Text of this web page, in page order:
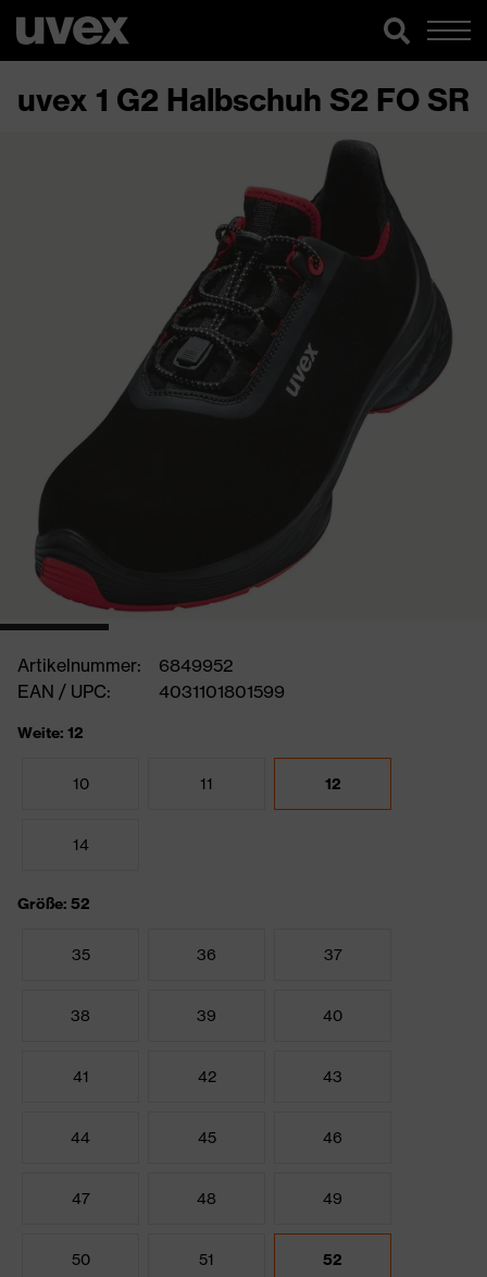
uvex 1 G2 Halbschuh S2 FO SR
Artikelnummer:
6849952
EAN / UPC:
4031101801599
Weite: 12
10 11 12
14
Größe: 52
35 36 37
38 39 40
41 42 43
44 45 46
47 48 49
50 51 52